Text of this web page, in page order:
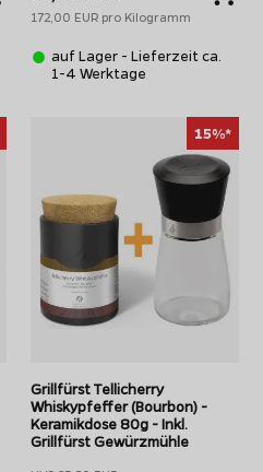
172,00 EUR pro Kilogramm
auf Lager - Lieferzeit ca.
1-4 Werktage
15%*
Grillfürst Tellicherry
Whiskypfeffer (Bourbon) -
Keramikdose 80g - Inkl.
Grillfürst Gewürzmühle